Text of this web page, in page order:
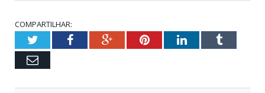
COMPARTILHAR:
TwitterFacebookGoogle+PinterestLinkedInTumblr
Email